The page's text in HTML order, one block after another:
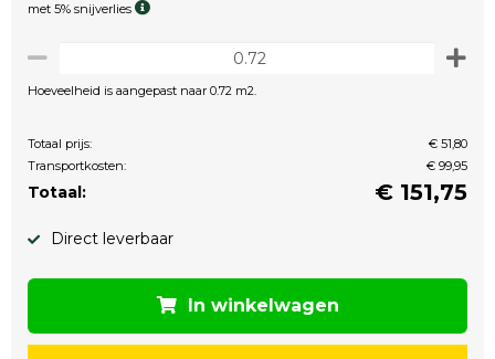
met 5% snijverlies
Hoeveelheid is aangepast naar 0.72 m2.
Totaal prijs:
€ 51,80
Transportkosten:
€ 99,95
Totaal: € 151,75
Direct leverbaar
In winkelwagen